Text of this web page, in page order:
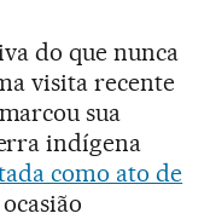
do que nunca
visita recente
sua
indígena
como ato de